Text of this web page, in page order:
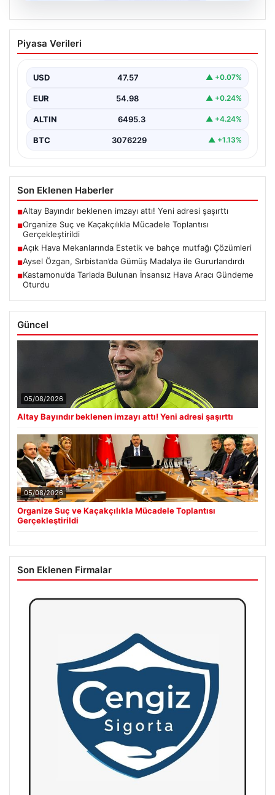
Organize Suç ve Kaçakçılıkla Mücadele
Toplantısı Gerçekleştirildi
kaçakçılık ve organize suçlarla mücadele konularını ele
almak…
Piyasa Verileri
USD 47.57 ▲ +0.07%
EUR 54.98 ▲ +0.24%
ALTIN 6495.3 ▲ +4.24%
BTC 3076229 ▲ +1.13%
Son Eklenen Haberler
■Altay Bayındır beklenen imzayı attı! Yeni adresi şaşırttı
■Organize Suç ve Kaçakçılıkla Mücadele Toplantısı
Gerçekleştirildi
■Açık Hava Mekanlarında Estetik ve bahçe mutfağı Çözümleri
■Aysel Özgan, Sırbistan’da Gümüş Madalya ile Gururlandırdı
■Kastamonu’da Tarlada Bulunan İnsansız Hava Aracı Gündeme
Oturdu
Güncel
05/08/2026
Altay Bayındır beklenen imzayı attı! Yeni adresi şaşırttı
05/08/2026
Organize Suç ve Kaçakçılıkla Mücadele Toplantısı
Gerçekleştirildi
Son Eklenen Firmalar